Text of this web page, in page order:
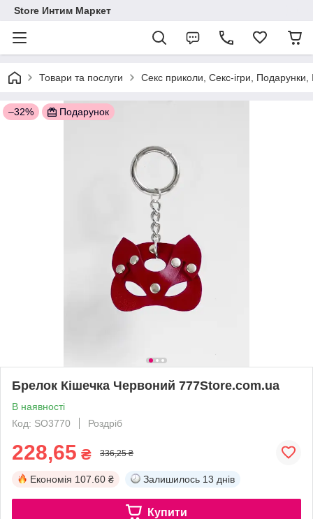
Store Интим Маркет
Товари та послуги Секс приколи, Секс-ігри, Подарунки,
–32% Подарунок
Брелок Кішечка Червоний 777Store.com.ua
В наявності
Код: SO3770
Роздріб
228,65 ₴ 336,25 ₴
Економія 107.60 ₴ Залишилось 13 днів
Купити